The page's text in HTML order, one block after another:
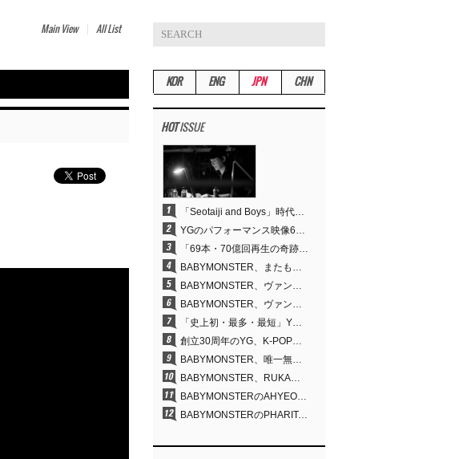
Main View All List
KOR ENG JPN CHN
HOTISSUE
「Seotaiji and Boys」時代から培ったダンスDNA…YANG HYUN SUK、YGのパフォーマンスビデオ70億回再生の原点
YGのパフォーマンス映像69本が累計70億回再生…YANG HYUN SUKの制作哲学が実を結ぶ
「69本・70億回再生の奇跡」YANG HYUN SUK、YGのパフォーマンスビデオを100％自ら手掛けた理由
BABYMONSTER、またも快挙…YouTubeワールドワイドトレンドで1位に
BABYMONSTER、ヴァンパイアに大胆変身…YouTubeトレンド1位を獲得
BABYMONSTER、ヴァンパイアに変身…「MOON」で3か月にわたるプロジェクトを締めくくる
「史上初・最多・最短」YG、30年の揺るぎない信念が切り開いたK-POPツアーの新境地
創立30周年のYG、K-POP公演界に何を残したのか
BABYMONSTER、唯一無二のビジュアルと圧倒的な表現力…『MOON』
BABYMONSTER、RUKA＆CHIQUITAの「MOON」ビジュアルを公開…洗練されたカリスマ性・ユニークなビジュアル
BABYMONSTERのAHYEON＆RORA、ダークコンセプトを完璧に表現…「MOON」ビジュアルフォト公開
BABYMONSTERのPHARITA、「モナリザ眉」も完璧にものにする…ASAと放つ強烈なオーラ